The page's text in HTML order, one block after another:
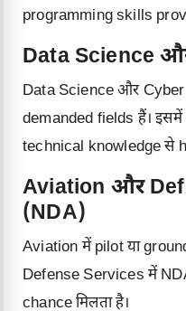
programming skills
Data Science
Data Science और
demanded fields हैं।
technical knowledge से
Aviation और
(NDA)
Aviation में pilot या
Defense Services में
chance मिलता है।